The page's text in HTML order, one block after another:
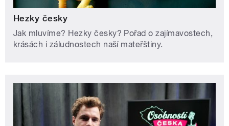
Hezky česky
Jak mluvíme? Hezky česky? Pořad o zajímavostech,
krásách i záludnostech naší mateřštiny.